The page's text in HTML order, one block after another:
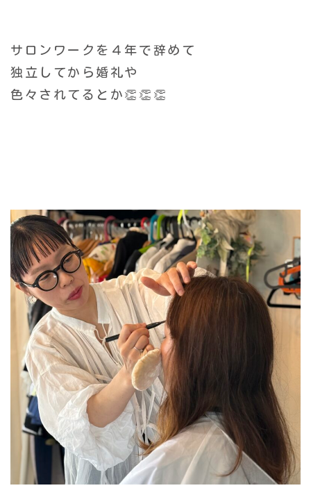
サロンワークを４年で辞めて
独立してから婚礼や
色々されてるとか👏👏👏